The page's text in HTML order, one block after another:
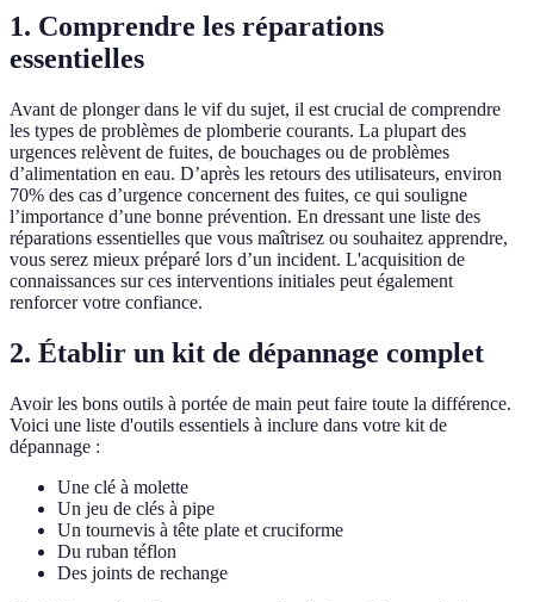
1. Comprendre les réparations
essentielles
Avant de plonger dans le vif du sujet, il est crucial de comprendre
les types de problèmes de plomberie courants. La plupart des
urgences relèvent de fuites, de bouchages ou de problèmes
d’alimentation en eau. D’après les retours des utilisateurs, environ
70% des cas d’urgence concernent des fuites, ce qui souligne
l’importance d’une bonne prévention. En dressant une liste des
réparations essentielles que vous maîtrisez ou souhaitez apprendre,
vous serez mieux préparé lors d’un incident. L'acquisition de
connaissances sur ces interventions initiales peut également
renforcer votre confiance.
2. Établir un kit de dépannage complet
Avoir les bons outils à portée de main peut faire toute la différence.
Voici une liste d'outils essentiels à inclure dans votre kit de
dépannage :
Une clé à molette
Un jeu de clés à pipe
Un tournevis à tête plate et cruciforme
Du ruban téflon
Des joints de rechange